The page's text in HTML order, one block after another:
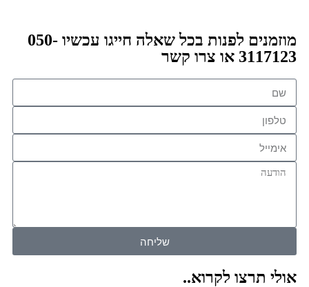
מוזמנים לפנות בכל שאלה חייגו עכשיו 050-
3117123 או צרו קשר
שליחה
אולי תרצו לקרוא..